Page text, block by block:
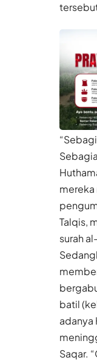
Talqis,
surah
batil
adanya
Saqar.